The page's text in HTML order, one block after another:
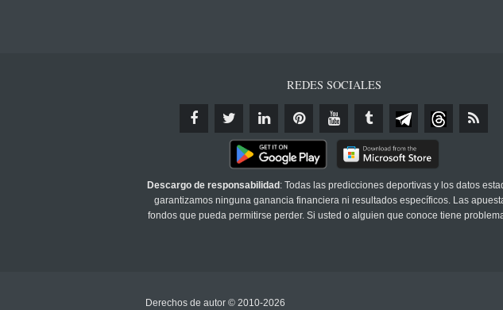
REDES SOCIALES
Descargo de responsabilidad : Todas las predicciones deportivas y los datos
garantizamos ninguna ganancia financiera ni resultados específicos. Las
fondos que pueda permitirse perder. Si usted o alguien que conoce tiene
Derechos de autor © 2010-2026